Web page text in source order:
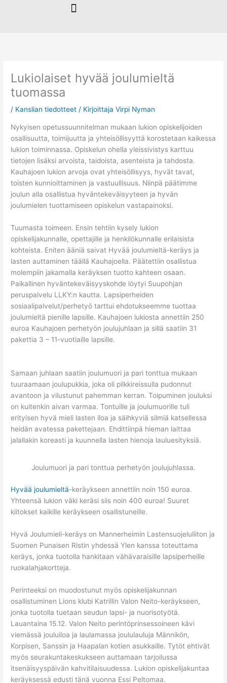
Lukiolaiset hyvää joulumieltä
tuomassa
/ Kanslian tiedotteet / KirjoittajaVirpi Nyman
Nykyisen opetussuunnitelman mukaan lukion opiskelijoiden
osallisuutta, toimijuutta ja yhteisöllisyyttä korostetaan kaikessa
lukion toiminnassa. Opiskelun ohella yleissivistys karttuu
tietojen lisäksi arvoista, taidoista, asenteista ja tahdosta.
Kauhajoen lukion arvoja ovat yhteisöllisyys, hyvät tavat,
toisten kunnioittaminen ja vastuullisuus. Niinpä päätimme
joulun alla osallistua hyväntekeväisyyteen ja hyvän
joulumielen tuottamiseen opiskelun vastapainoksi.
Tuumasta toimeen. Ensin tehtiin kysely lukion
opiskelijakunnalle, opettajille ja henkilökunnalle erilaisista
kohteista. Eniten ääniä saivat Hyvää joulumieltä-keräys ja
lasten auttaminen täällä Kauhajoella. Päätettiin osallistua
molempiin jakamalla keräyksen tuotto kahteen osaan.
Paikallinen hyväntekeväisyyskohde löytyi Suupohjan
peruspalvelu LLKY:n kautta. Lapsiperheiden
sosiaalipalvelut/perhetyö tarttui ehdotukseemme tuottaa
joulumieltä pienille lapsille. Kauhajoen lukiosta annettiin 250
euroa Kauhajoen perhetyön joulujuhlaan ja sillä saatiin 31
pakettia 3 – 11-vuotiaille lapsille.
Samaan juhlaan saatiin joulumuori ja pari tonttua mukaan
tuuraamaan joulupukkia, joka oli pilkkireissulla pudonnut
avantoon ja vilustunut pahemman kerran. Toipuminen jouluksi
on kuitenkin aivan varmaa. Tontuille ja joulumuorille tuli
erityisen hyvä mieli lasten iloa ja säihkyviä silmiä katsellessa
heidän avatessa pakettejaan. Ehdittiinpä hieman laittaa
jalallakin koreasti ja kuunnella lasten hienoja lauluesityksiä.
Joulumuori ja pari tonttua perhetyön joulujuhlassa.
Hyvää joulumieltä-keräykseen annettiin noin 150 euroa.
Yhteensä lukion väki keräsi siis noin 400 euroa! Suuret
kiitokset kaikille keräykseen osallistuneille.
Hyvä Joulumieli-keräys on Mannerheimin Lastensuojeluliiton ja
Suomen Punaisen Ristin yhdessä Ylen kanssa toteuttama
keräys, jonka tuotolla hankitaan vähävaraisille lapsiperheille
ruokalahjakortteja.
Perinteeksi on muodostunut myös opiskelijakunnan
osallistuminen Lions klubi Katrillin Valon Neito-keräykseen,
jonka tuotolla tuetaan seudun lapsi- ja nuorisotyötä.
Lauantaina 15.12. Valon Neito perintöprinsessoineen kävi
viemässä jouluiloa ja laulamassa joululauluja Männikön,
Korpisen, Sanssin ja Haapalan kotien asukkaille. Tytöt ehtivät
myös seurakuntakeskukseen auttamaan tarjoilussa
itsenäisyyspäivän kahvitilaisuudessa. Lukion opiskelijakuntaa
keräyksessä edusti tänä vuonna Essi Peltomaa.